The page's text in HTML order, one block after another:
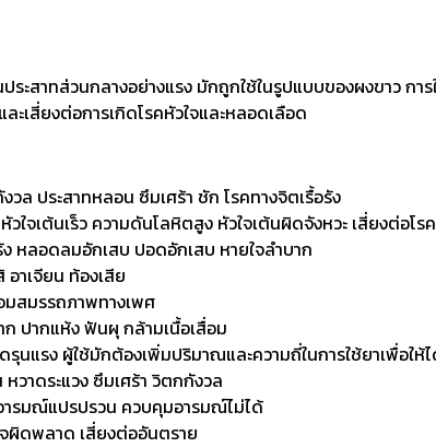
ะสาทส่วนกลางอย่างแรง มักถูกใช้ในรูปแบบของผงขาว กา
ะเสี่ยงต่อการเกิดโรคหัวใจและหลอดเลือด
ล ประสาทหลอน ซึมเศร้า ชัก โรคทางจิตเรื้อรัง
หัวใจเต้นเร็ว ความดันโลหิตสูง หัวใจเต้นผิดจังหวะ เสี่ยงต่อโ
ง หลอดลมอักเสบ ปอดอักเสบ หายใจลำบาก
อาเจียน ท้องเสีย
มสมรรถภาพทางเพศ
ปากแห้ง ฟันผุ กล้ามเนื้อเสื่อม
รุนแรง ผู้ใช้มักต้องเพิ่มปริมาณและความถี่ในการใช้ยาเพื่อให้
วาดระแวง ซึมเศร้า วิตกกังวล
ารมณ์แปรปรวน ควบคุมอารมณ์ไม่ได้
ผิดพลาด เสี่ยงต่ออันตราย